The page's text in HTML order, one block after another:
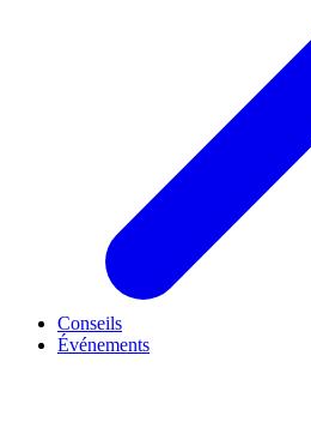
Conseils
Événements